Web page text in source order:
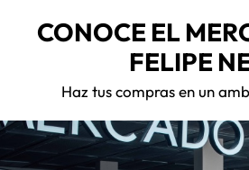
CONOCE EL
FELIPE
Haz tus compras en un